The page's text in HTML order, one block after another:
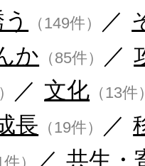
（149件） ／
か （85件） ／
／ 文化 （13件
長 （19件） ／
件） ／ 共生・